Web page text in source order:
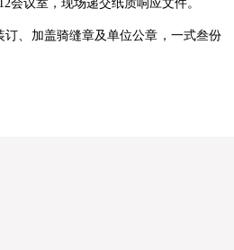
会议室 ，现场递交纸质响应文件。
订、加盖骑缝章及单位公章，一式叁份